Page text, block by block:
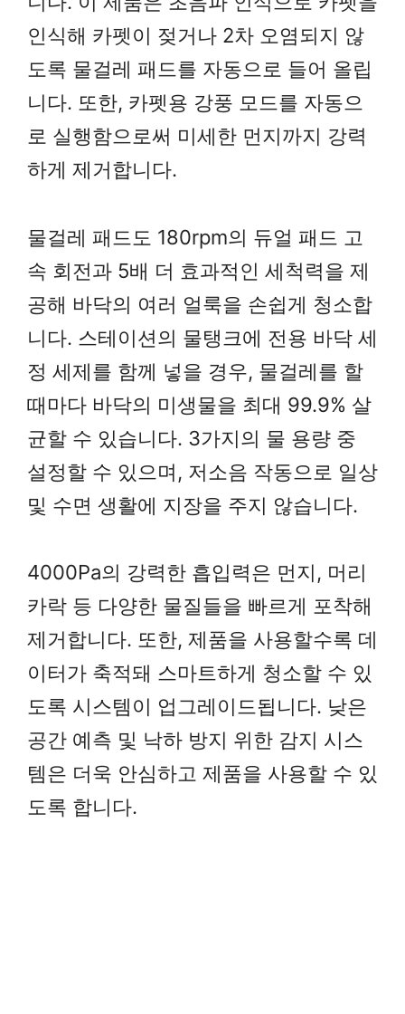
인식해 카펫이 젖거나 2차 오염되지 않
도록 물걸레 패드를 자동으로 들어 올립
니다. 또한, 카펫용 강풍 모드를 자동으
로 실행함으로써 미세한 먼지까지 강력
하게 제거합니다.
물걸레 패드도 180rpm의 듀얼 패드 고
속 회전과 5배 더 효과적인 세척력을 제
공해 바닥의 여러 얼룩을 손쉽게 청소합
니다. 스테이션의 물탱크에 전용 바닥 세
정 세제를 함께 넣을 경우, 물걸레를 할
때마다 바닥의 미생물을 최대 99.9% 살
균할 수 있습니다. 3가지의 물 용량 중
설정할 수 있으며, 저소음 작동으로 일상
및 수면 생활에 지장을 주지 않습니다.
4000Pa의 강력한 흡입력은 먼지, 머리
카락 등 다양한 물질들을 빠르게 포착해
제거합니다. 또한, 제품을 사용할수록 데
이터가 축적돼 스마트하게 청소할 수 있
도록 시스템이 업그레이드됩니다. 낮은
공간 예측 및 낙하 방지 위한 감지 시스
템은 더욱 안심하고 제품을 사용할 수 있
도록 합니다.